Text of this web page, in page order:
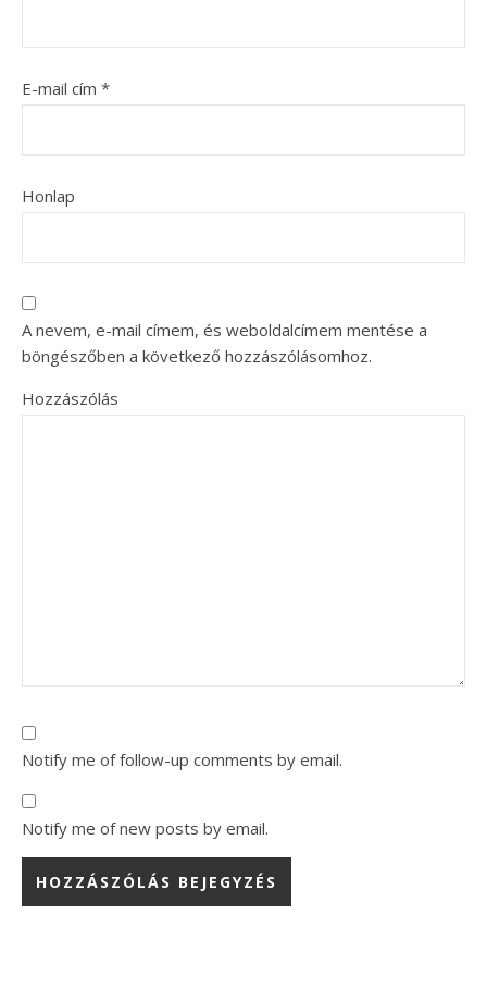
E-mail cím *
Honlap
A nevem, e-mail címem, és weboldalcímem mentése a
böngészőben a következő hozzászólásomhoz.
Hozzászólás
Notify me of follow-up comments by email.
Notify me of new posts by email.